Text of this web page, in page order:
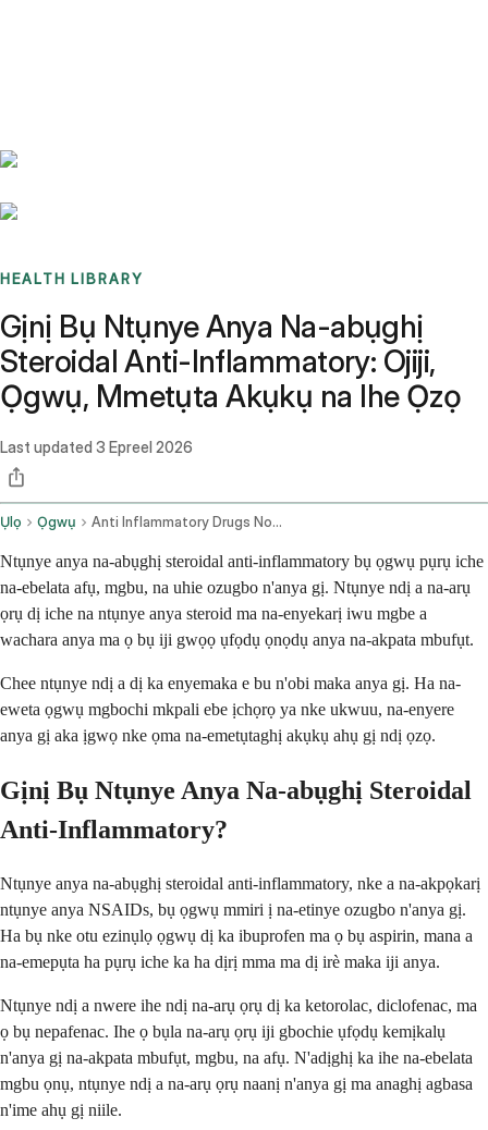
HEALTH LIBRARY
Gịnị Bụ Ntụnye Anya Na-abụghị
Steroidal Anti-Inflammatory: Ojiji,
Ọgwụ, Mmetụta Akụkụ na Ihe Ọzọ
Last updated 3 Epreel 2026
Ụlọ Ọgwụ Anti Inflammatory Drugs Nonsteroidal Ophthalmic Route
Ntụnye anya na-abụghị steroidal anti-inflammatory bụ ọgwụ pụrụ iche
na-ebelata afụ, mgbu, na uhie ozugbo n'anya gị. Ntụnye ndị a na-arụ
ọrụ dị iche na ntụnye anya steroid ma na-enyekarị iwu mgbe a
wachara anya ma ọ bụ iji gwọọ ụfọdụ ọnọdụ anya na-akpata mbufụt.
Chee ntụnye ndị a dị ka enyemaka e bu n'obi maka anya gị. Ha na-
eweta ọgwụ mgbochi mkpali ebe ịchọrọ ya nke ukwuu, na-enyere
anya gị aka ịgwọ nke ọma na-emetụtaghị akụkụ ahụ gị ndị ọzọ.
Gịnị Bụ Ntụnye Anya Na-abụghị Steroidal
Anti-Inflammatory?
Ntụnye anya na-abụghị steroidal anti-inflammatory, nke a na-akpọkarị
ntụnye anya NSAIDs, bụ ọgwụ mmiri ị na-etinye ozugbo n'anya gị.
Ha bụ nke otu ezinụlọ ọgwụ dị ka ibuprofen ma ọ bụ aspirin, mana a
na-emepụta ha pụrụ iche ka ha dịrị mma ma dị irè maka iji anya.
Ntụnye ndị a nwere ihe ndị na-arụ ọrụ dị ka ketorolac, diclofenac, ma
ọ bụ nepafenac. Ihe ọ bụla na-arụ ọrụ iji gbochie ụfọdụ kemịkalụ
n'anya gị na-akpata mbufụt, mgbu, na afụ. N'adịghị ka ihe na-ebelata
mgbu ọnụ, ntụnye ndị a na-arụ ọrụ naanị n'anya gị ma anaghị agbasa
n'ime ahụ gị niile.